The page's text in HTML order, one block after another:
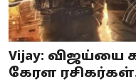
Vijay:
கேரள